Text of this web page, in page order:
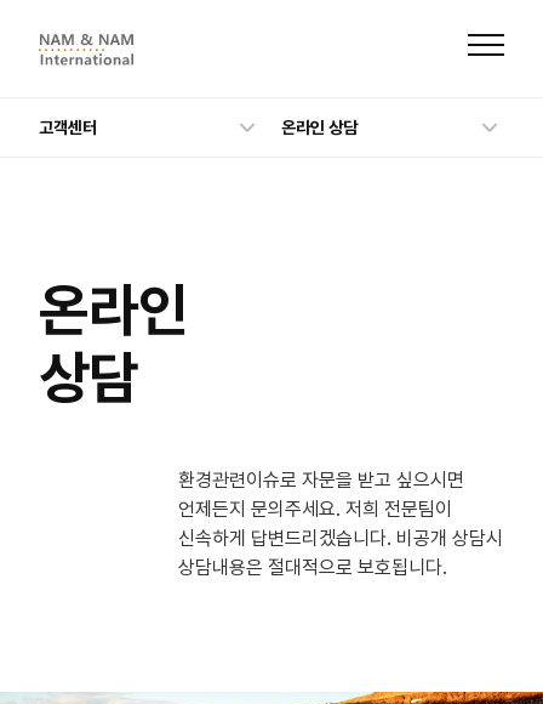
가
고객센터 온라인 상담
온라인
상담
환경관련이슈로 자문을 받고 싶으시면
언제든지 문의주세요. 저희 전문팀이
신속하게 답변드리겠습니다. 비공개 상담시
상담내용은 절대적으로 보호됩니다.